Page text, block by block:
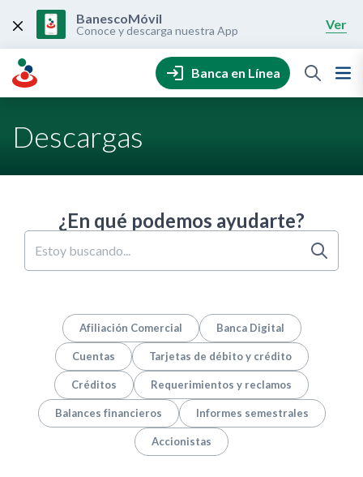
content
BanescoMóvil
Conoce y descarga nuestra App Ver
Banca en Línea
Descargas
¿En qué podemos ayudarte?
Afiliación Comercial Banca Digital
Cuentas Tarjetas de débito y crédito
Créditos Requerimientos y reclamos
Balances financieros Informes semestrales
Accionistas